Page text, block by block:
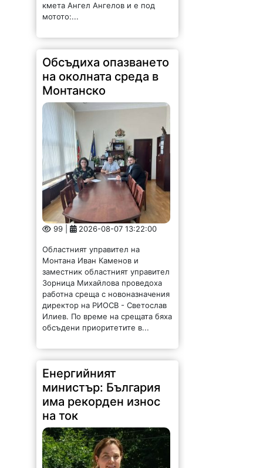
кмета Ангел Ангелов и е под
мотото:...
Обсъдиха опазването
на околната среда в
Монтанско
99 | 2026-08-07 13:22:00
Областният управител на
Монтана Иван Каменов и
заместник областният управител
Зорница Михайлова проведоха
работна среща с новоназначения
директор на РИОСВ - Светослав
Илиев. По време на срещата бяха
обсъдени приоритетите в...
Енергийният
министър: България
има рекорден износ
на ток